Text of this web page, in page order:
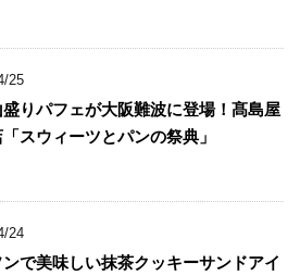
25
りパフェが大阪難波に登場！髙島屋
スウィーツとパンの祭典」
24
ンで美味しい抹茶クッキーサンドアイ